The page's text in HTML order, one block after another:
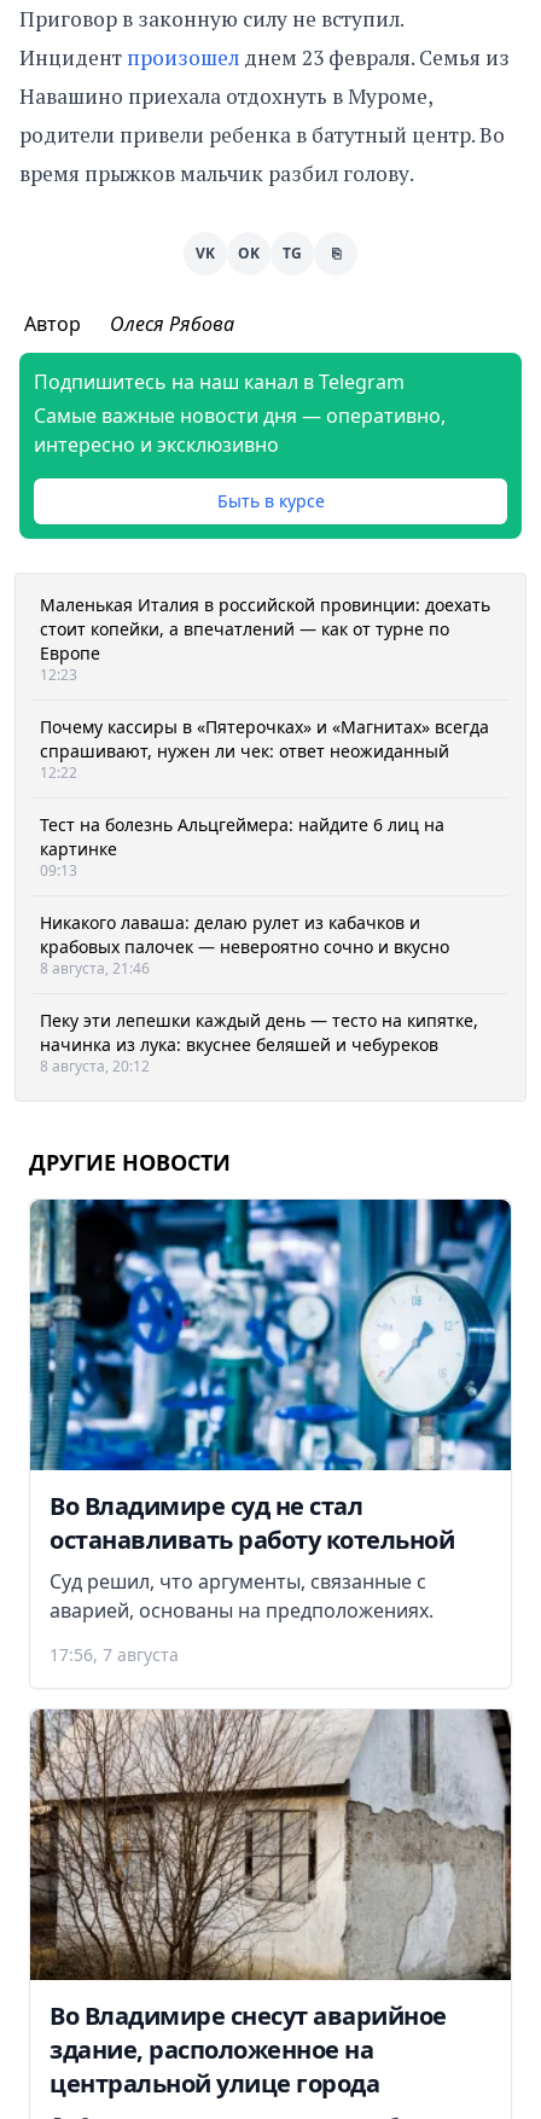
Приговор в законную силу не вступил.
Инцидент произошел днем 23 февраля. Семья из
Навашино приехала отдохнуть в Муроме,
родители привели ребенка в батутный центр. Во
время прыжков мальчик разбил голову.
VK OK TG ⎘
Автор Олеся Рябова
Подпишитесь на наш канал в Telegram
Самые важные новости дня — оперативно,
интересно и эксклюзивно
Быть в курсе
Маленькая Италия в российской провинции: доехать
стоит копейки, а впечатлений — как от турне по
Европе
12:23
Почему кассиры в «Пятерочках» и «Магнитах» всегда
спрашивают, нужен ли чек: ответ неожиданный
12:22
Тест на болезнь Альцгеймера: найдите 6 лиц на
картинке
09:13
Никакого лаваша: делаю рулет из кабачков и
крабовых палочек — невероятно сочно и вкусно
8 августа, 21:46
Пеку эти лепешки каждый день — тесто на кипятке,
начинка из лука: вкуснее беляшей и чебуреков
8 августа, 20:12
ДРУГИЕ НОВОСТИ
Во Владимире суд не стал
останавливать работу котельной
Суд решил, что аргументы, связанные с
аварией, основаны на предположениях.
17:56, 7 августа
Во Владимире снесут аварийное
здание, расположенное на
центральной улице города